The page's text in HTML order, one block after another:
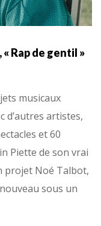
Rap de gentil »
musicaux
d’autres artistes,
et 60
Piette de son vrai
projet Noé Talbot,
sous un